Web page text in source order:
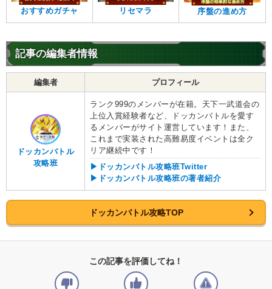
おすすめガチャ リセマラ 序盤の進め方
記事の編集者情報
編集者 プロフィール
ドッカンバトル
攻略班
ランク999のメンバーが在籍。天下一武道会の
上位入賞経験者など、ドッカンバトルを愛す
るメンバーがサイト運営しています！また、
これまで実装された高難易度イベントは全ク
リア継続中です！
▶ドッカンバトル攻略班Twitter
▶ドッカンバトル攻略班の著者紹介
ドッカンバトル攻略TOP
この記事を評価してね！